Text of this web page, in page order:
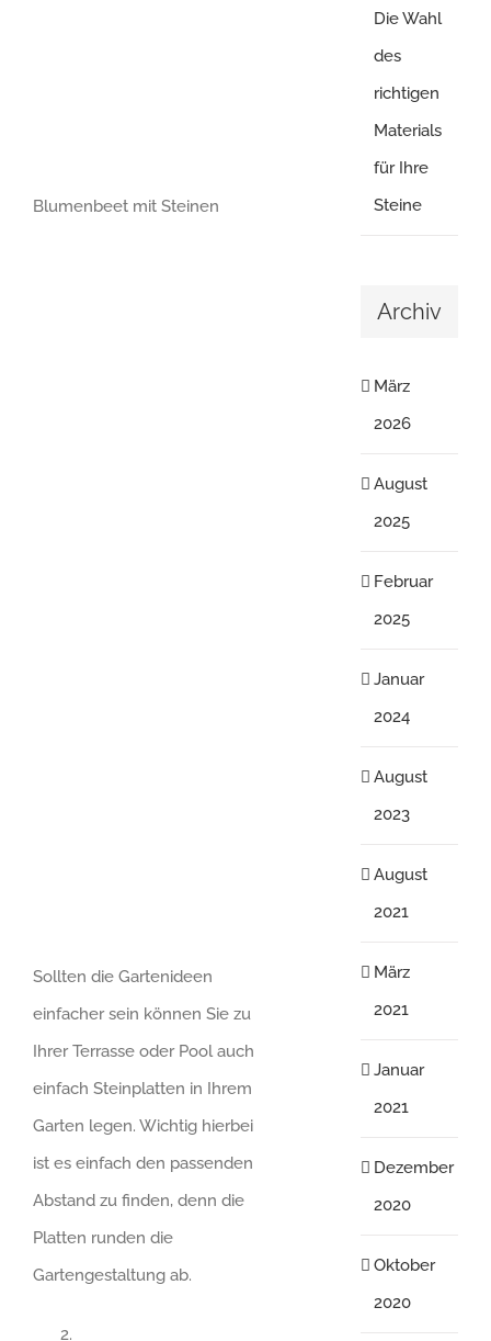
Blumenbeet mit Steinen
Sollten die Gartenideen
einfacher sein können Sie zu
Ihrer Terrasse oder Pool auch
einfach Steinplatten in Ihrem
Garten legen. Wichtig hierbei
ist es einfach den passenden
Abstand zu finden, denn die
Platten runden die
Gartengestaltung ab.
Die Wahl
des
richtigen
Materials
für Ihre
Steine
Archiv
März
2026
August
2025
Februar
2025
Januar
2024
August
2023
August
2021
März
2021
Januar
2021
Dezember
2020
Oktober
2020